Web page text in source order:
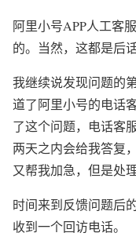
阿里小号APP人工客
的。当然，这都是后话
我继续说发现问题的
道了阿里小号的电话
了这个问题，电话客
两天之内会给我答复
又帮我加急，但是处
时间来到反馈问题后
收到一个回访电话。